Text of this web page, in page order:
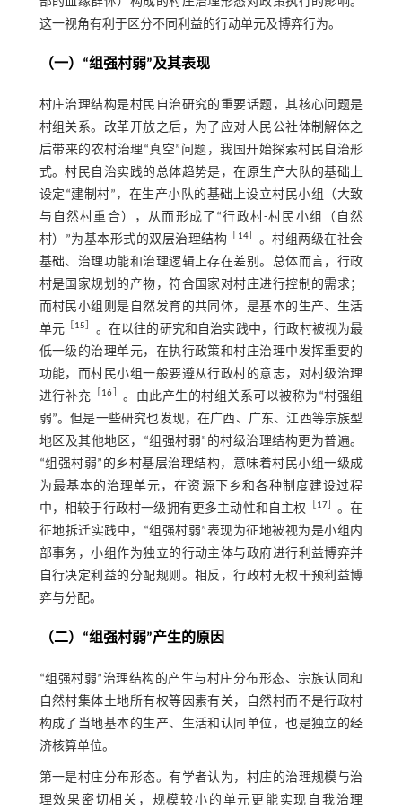
这一视角有利于区分不同利益的行动单元及博弈行为。
（一）“组强村弱”及其表现
村庄治理结构是村民自治研究的重要话题，其核心问题是
村组关系。改革开放之后，为了应对人民公社体制解体之
后带来的农村治理“真空”问题，我国开始探索村民自治形
式。村民自治实践的总体趋势是，在原生产大队的基础上
设定“建制村”，在生产小队的基础上设立村民小组（大致
与自然村重合），从而形成了“行政村-村民小组（自然
村）”为基本形式的双层治理结构
14］ 。村组两级在社会
基础、治理功能和治理逻辑上存在差别。总体而言，行政
村是国家规划的产物，符合国家对村庄进行控制的需求；
而村民小组则是自然发育的共同体，是基本的生产、生活
单元［ 15
。在以往的研究和自治实践中，行政村被视为最
低一级的治理单元，在执行政策和村庄治理中发挥重要的
功能，而村民小组一般要遵从行政村的意志，对村级治理
进行补充
16
。由此产生的村组关系可以被称为“村强组
弱”。但是一些研究也发现，在广西、广东、江西等宗族型
地区及其他地区，“组强村弱”的村级治理结构更为普遍。
“组强村弱”的乡村基层治理结构，意味着村民小组一级成
为最基本的治理单元，在资源下乡和各种制度建设过程
中，相较于行政村一级拥有更多主动性和自主权
17］ 。在
征地拆迁实践中，“组强村弱”表现为征地被视为是小组内
部事务，小组作为独立的行动主体与政府进行利益博弈并
自行决定利益的分配规则。相反，行政村无权干预利益博
弈与分配。
（二）“组强村弱”产生的原因
“组强村弱”治理结构的产生与村庄分布形态、宗族认同和
自然村集体土地所有权等因素有关，自然村而不是行政村
构成了当地基本的生产、生活和认同单位，也是独立的经
济核算单位。
第一是村庄分布形态。有学者认为，村庄的治理规模与治
理效果密切相关，规模较小的单元更能实现自我治理